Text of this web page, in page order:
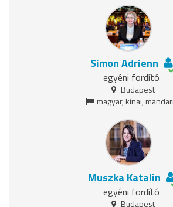
Simon Adrienn
egyéni fordító
Budapest
magyar, kínai,
Muszka Katalin
egyéni fordító
Budapest